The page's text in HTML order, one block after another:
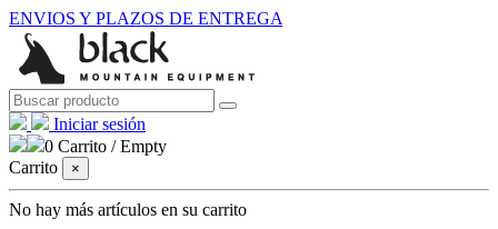
ENVIOS Y PLAZOS DE ENTREGA
Iniciar sesión
0 Carrito /Empty
Carrito
×
No hay más artículos en su carrito